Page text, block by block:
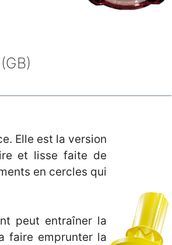
Elle est la version
et lisse faite de
en cercles qui
peut entraîner la
faire emprunter la